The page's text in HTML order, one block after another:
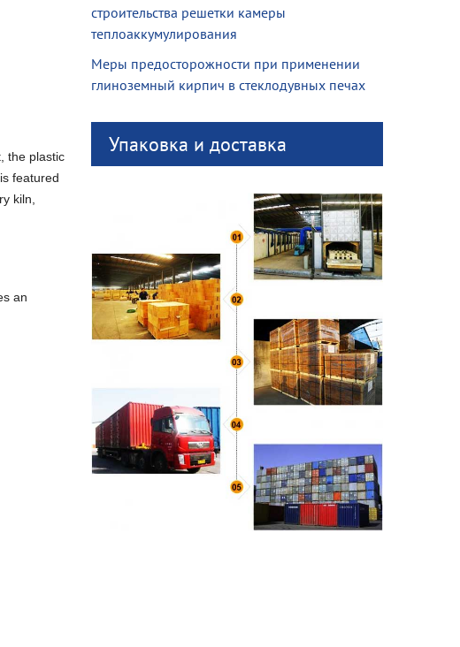
the plastic
featured
kiln,
an
строительства решетки камеры
теплоаккумулирования
Меры предосторожности при применении
глиноземный кирпич в стеклодувных печах
Упаковка и доставка